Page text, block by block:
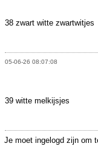
38 zwart witte zwartwitjes
05-06-26 08:07:08
39 witte melkijsjes
Je moet ingelogd zijn om